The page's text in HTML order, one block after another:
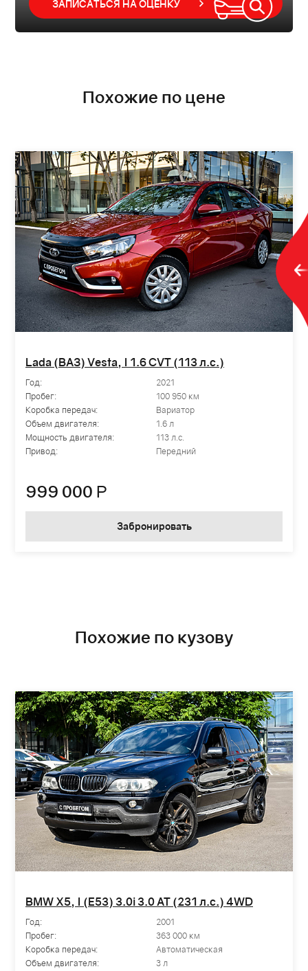
ЗАПИСАТЬСЯ НА ОЦЕНКУ
Похожие по цене
Lada (ВАЗ) Vesta, I 1.6 CVT (113 л.с.)
Год:
2021
Пробег:
100 950 км
Коробка передач:
Вариатор
Объем двигателя:
1.6 л
Мощность двигателя:
113 л.с.
Привод:
Передний
999 000 Р
Забронировать
Похожие по кузову
BMW X5, I (E53) 3.0i 3.0 AT (231 л.с.) 4WD
Год:
2001
Пробег:
363 000 км
Коробка передач:
Автоматическая
Объем двигателя:
3 л